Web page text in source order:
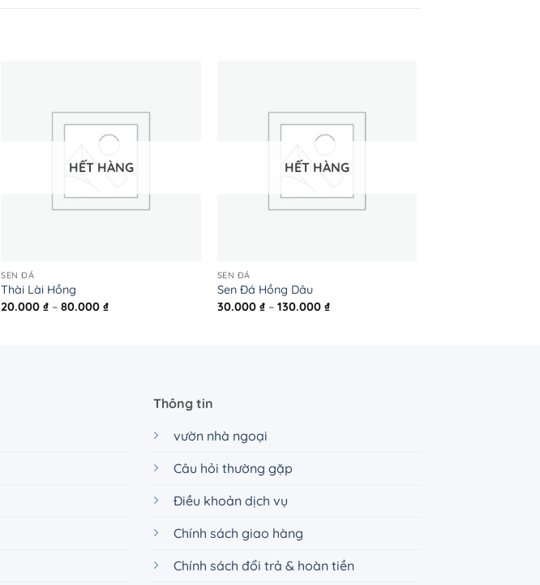
HẾT HÀNG
SEN ĐÁ
Thài Lài Hồng
20.000₫ – 80.000₫Khoảng
HẾT HÀNG
SEN ĐÁ
Sen Đá Hồng Dâu
30.000 ₫ – 130.000 ₫Khoảng
Thông tin
vườn nhà ngoại
Câu hỏi thường gặp
Điều khoản dịch vụ
Chính sách giao hàng
Chính sách đổi trả & hoàn tiền